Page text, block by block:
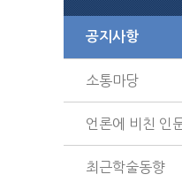
공지사항
소통마당
언론에 비친 인
최근학술동향